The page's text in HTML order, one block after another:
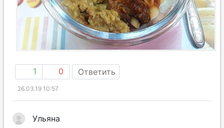
1 0 Ответить
26.03.19 10:57
Ульяна